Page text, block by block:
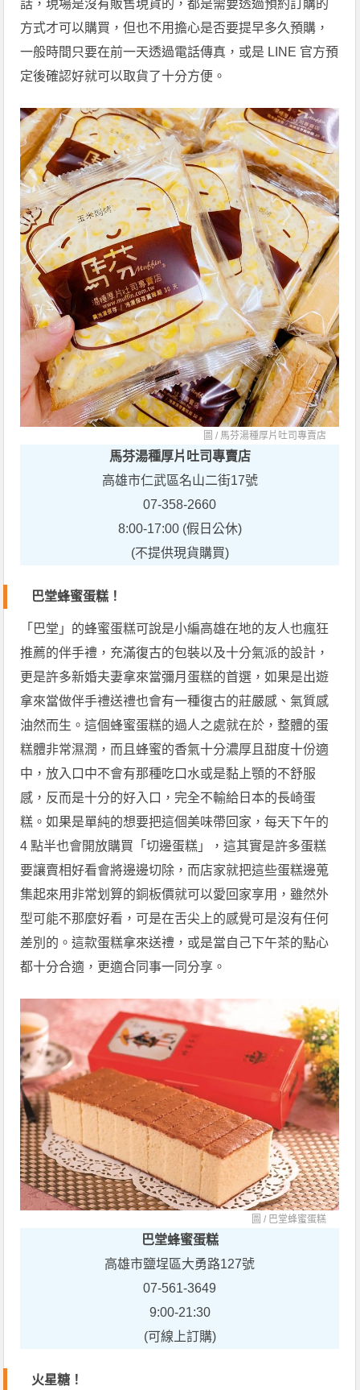
話，現場是沒有販售現貨的，都是需要透過預約訂購的
方式才可以購買，但也不用擔心是否要提早多久預購，
一般時間只要在前一天透過電話傳真，或是 LINE 官方預
定後確認好就可以取貨了十分方便。
圖 / 馬芬湯種厚片吐司專賣店
馬芬湯種厚片吐司專賣店
高雄市仁武區名山二街17號
07-358-2660
8:00-17:00 (假日公休)
(不提供現貨購買)
巴堂蜂蜜蛋糕！
「巴堂」的蜂蜜蛋糕可說是小編高雄在地的友人也瘋狂
推薦的伴手禮，充滿復古的包裝以及十分氣派的設計，
更是許多新婚夫妻拿來當彌月蛋糕的首選，如果是出遊
拿來當做伴手禮送禮也會有一種復古的莊嚴感、氣質感
油然而生。這個蜂蜜蛋糕的過人之處就在於，整體的蛋
糕體非常濕潤，而且蜂蜜的香氣十分濃厚且甜度十份適
中，放入口中不會有那種吃口水或是黏上顎的不舒服
感，反而是十分的好入口，完全不輸給日本的長崎蛋
糕。如果是單純的想要把這個美味帶回家，每天下午的
4 點半也會開放購買「切邊蛋糕」，這其實是許多蛋糕
要讓賣相好看會將邊邊切除，而店家就把這些蛋糕邊蒐
集起來用非常划算的銅板價就可以愛回家享用，雖然外
型可能不那麼好看，可是在舌尖上的感覺可是沒有任何
差別的。這款蛋糕拿來送禮，或是當自己下午茶的點心
都十分合適，更適合同事一同分享。
圖 / 巴堂蜂蜜蛋糕
巴堂蜂蜜蛋糕
高雄市鹽埕區大勇路127號
07-561-3649
9:00-21:30
(可線上訂購)
火星糖！